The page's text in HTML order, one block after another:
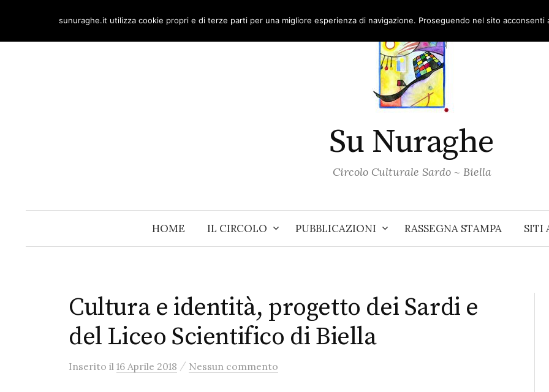
content
Su Nuraghe
Circolo Culturale Sardo ~ Biella
HOME IL CIRCOLO PUBBLICAZIONI RASSEGNA STAMPA SITI
Cultura e identità, progetto dei Sardi e
del Liceo Scientifico di Biella
Inserito il 16 Aprile 2018 / Nessun commento
sunuraghe.it utilizza cookie propri e di terze parti per una migliore esperienza di navigazione. Proseguendo nel sito acconsenti